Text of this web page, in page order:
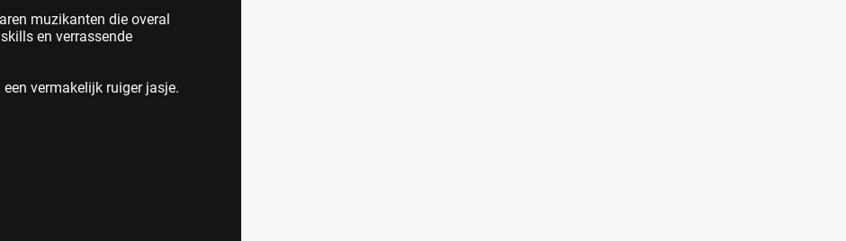
muzikanten die overal
en verrassende
vermakelijk ruiger jasje.